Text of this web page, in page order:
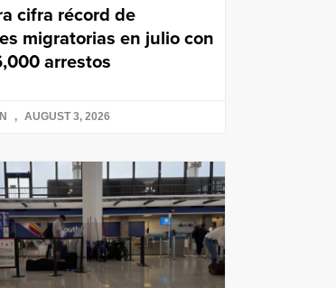
cifra récord de
migratorias en julio con
arrestos
AUGUST 3, 2026